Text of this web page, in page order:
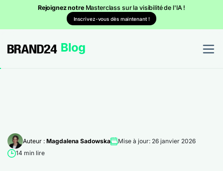
Rejoignez notre Masterclass sur la visibilité de l'IA !
Inscrivez-vous dès maintenant !
Auteur : Magdalena Sadowska
Mise à jour: 26 janvier 2026
14 min lire